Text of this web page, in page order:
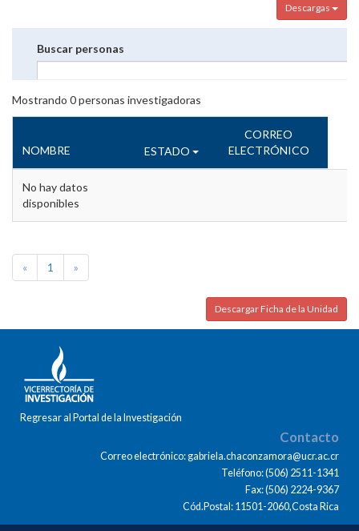
Descargas
Buscar personas
Mostrando 0personas investigadoras
NOMBRE ESTADO
CORREO
ELECTRÓNICO
No hay datos
disponibles
« 1 »
Descargar Ficha de la Unidad
Regresar al Portal de la Investigación
Contacto
Correo electrónico: gabriela.chaconzamora@ucr.ac.cr
Teléfono: (506) 2511-1341
Fax: (506) 2224-9367
Cód.Postal: 11501-2060,Costa Rica